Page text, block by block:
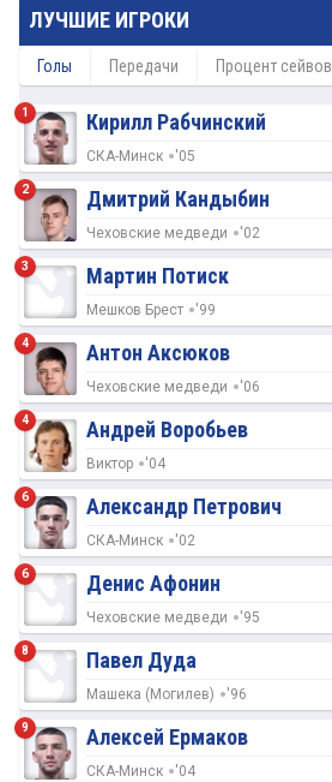
ЛУЧШИЕ ИГРОКИ
Голы Передачи Процент сейвов
1 Кирилл Рабчинский
СКА-Минск '05
2 Дмитрий Кандыбин
Чеховские медведи '02
3 Мартин Потиск
Мешков Брест '99
4 Антон Аксюков
Чеховские медведи '06
4 Андрей Воробьев
Виктор '04
6 Александр Петрович
СКА-Минск '02
6 Денис Афонин
Чеховские медведи '95
8 Павел Дуда
Машека (Могилев) '96
9 Алексей Ермаков
СКА-Минск '04